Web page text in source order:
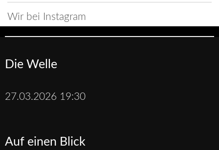
Wir bei Instagram
Die Welle
27.03.2026 19:30
Auf einen Blick